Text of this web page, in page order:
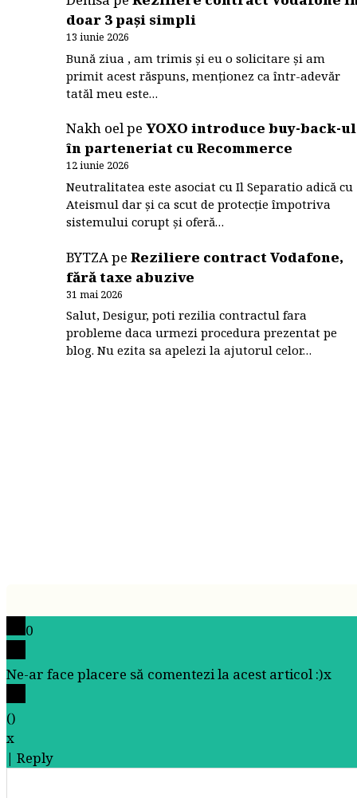
doar 3 pași simpli
13 iunie 2026
Bună ziua , am trimis și eu o solicitare și am
primit acest răspuns, menționez ca într-adevăr
tatăl meu este…
Nakh oelpeYOXO introduce buy-back-
în parteneriat cu Recommerce
12 iunie 2026
Neutralitatea este asociat cu Il Separatio adică cu
Ateismul dar și ca scut de protecție împotriva
sistemului corupt și oferă…
BYTZApeReziliere contract Vodafone,
fără taxe abuzive
31 mai 2026
Salut, Desigur, poti rezilia contractul fara
probleme daca urmezi procedura prezentat pe
blog. Nu ezita sa apelezi la ajutorul celor…
0
Ne-ar face placere să comentezi la acest articol :)x
()
x
| Reply